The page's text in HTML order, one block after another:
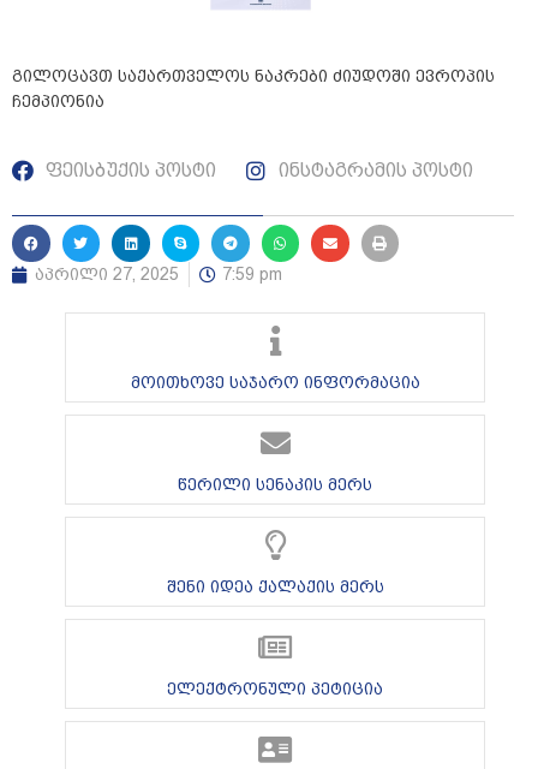
გილოცავთ საქართველოს ნაკრები ძიუდოში ევროპის
ჩემპიონია
ფეისბუქის პოსტი ინსტაგრამის პოსტი
აპრილი 27, 2025 7:59 pm
მოითხოვე საჯარო ინფორმაცია
წერილი სენაკის მერს
შენი იდეა ქალაქის მერს
ელექტრონული პეტიცია